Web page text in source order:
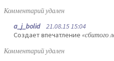
Комментарий удален
a_j_bolid21.08.15 15:04
Создает впечатление «сбитого
Комментарий удален